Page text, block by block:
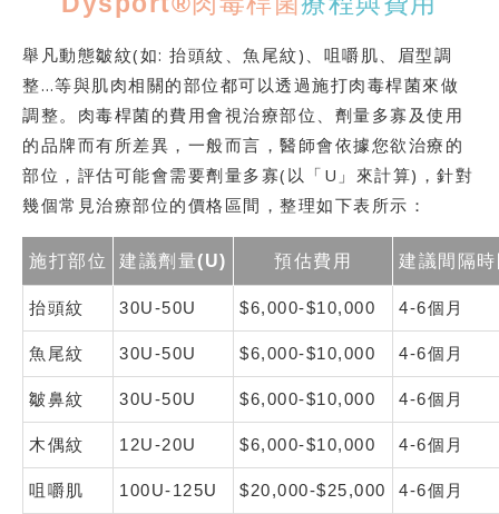
舉凡動態皺紋(如: 抬頭紋、魚尾紋)、咀嚼肌、眉型調
整…等與肌肉相關的部位都可以透過施打肉毒桿菌來做
調整。肉毒桿菌的費用會視治療部位、劑量多寡及使用
的品牌而有所差異，一般而言，醫師會依據您欲治療的
部位，評估可能會需要劑量多寡(以「U」來計算)，針對
幾個常見治療部位的價格區間，整理如下表所示：
施打部位 建議劑量(U) 預估費用 建議間隔
抬頭紋 30U-50U $6,000-$10,000 4-6個月
魚尾紋 30U-50U $6,000-$10,000 4-6個月
皺鼻紋 30U-50U $6,000-$10,000 4-6個月
木偶紋 12U-20U $6,000-$10,000 4-6個月
咀嚼肌 100U-125U $20,000-$25,000 4-6個月